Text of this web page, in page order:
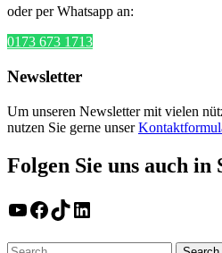
oder per Whatsapp an:
0173 673 1713
Newsletter
Um unseren Newsletter mit vielen
nutzen Sie gerne unser
Folgen Sie uns auch in
YouTube
Facebook
TikTokLinkedIn